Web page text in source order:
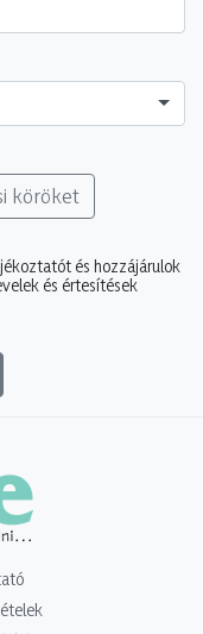
köröket
és hozzájárulok
és értesítések